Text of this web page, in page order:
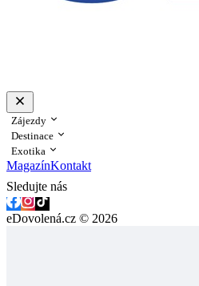
Zájezdy
Destinace
Exotika
MagazínKontakt
Sledujte nás
eDovolená.cz © 2026